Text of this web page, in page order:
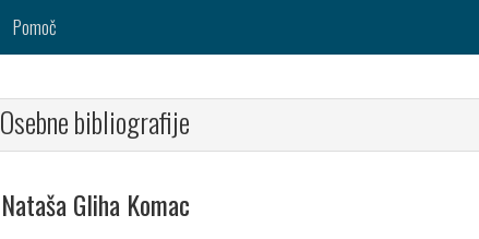
Pomoč
Osebne bibliografije
Nataša Gliha Komac